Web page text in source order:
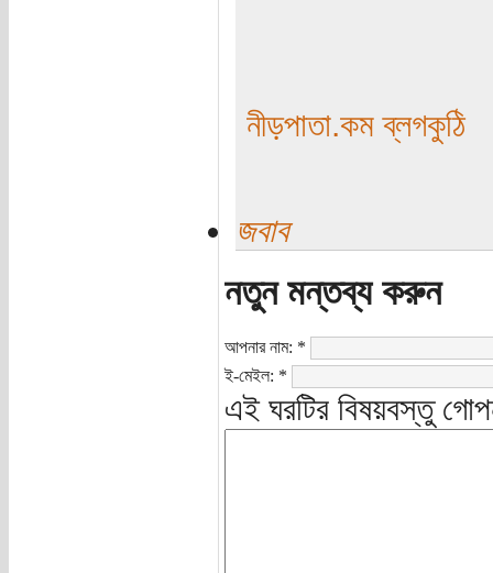
নীড়পাতা.কম ব্লগকুঠি
জবাব
নতুন মন্তব্য করুন
আপনার নাম: *
ই-মেইল: *
এই ঘরটির বিষয়বস্তু